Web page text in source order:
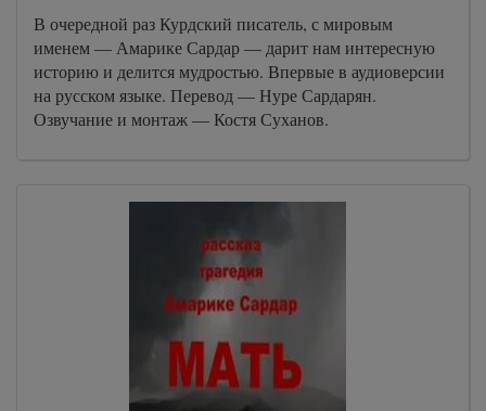
В очередной раз Курдский писатель, с мировым
именем — Амарике Сардар — дарит нам интересную
историю и делится мудростью. Впервые в аудиоверсии
на русском языке. Перевод — Нуре Сардарян.
Озвучание и монтаж — Костя Суханов.